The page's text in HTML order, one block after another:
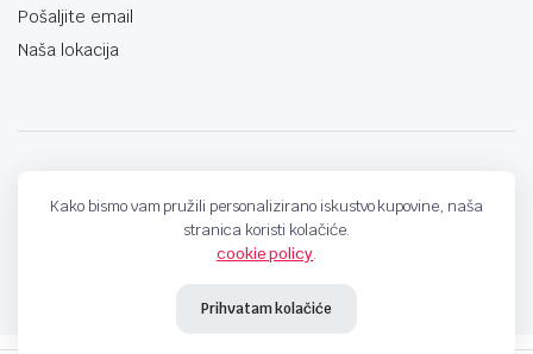
Pošaljite email
Naša lokacija
Kako bismo vam pružili personalizirano iskustvo kupovine, naša
stranica koristi kolačiće.
cookie policy.
Prihvatam kolačiće